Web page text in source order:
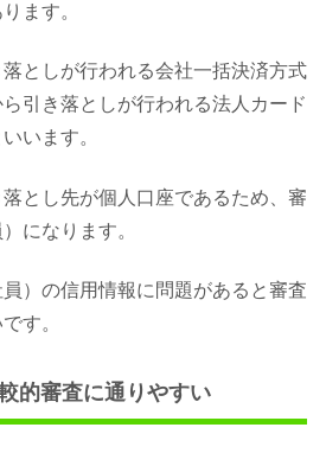
ます。
としが行われる会社一括決済方式
引き落としが行われる法人カード
います。
とし先が個人口座であるため、審
になります。
）の信用情報に問題があると審査
す。
的審査に通りやすい